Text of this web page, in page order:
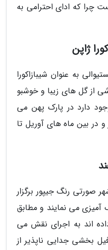
چرا که ادای احترامی به
به عنوان شیبازاکورا
از گل های زیبا و خوشبو
آن وجود دارد در پارک پهن می
در بین ماه های آوریل تا
صورتی رنگ جیپور برگزار
آمیزی می نمایند و مطابق
اند به اجرای نقش می
بخشی جدایی ناپذیر از